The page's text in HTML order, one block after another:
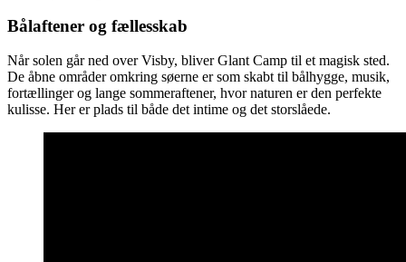
Bålaftener og fællesskab
Når solen går ned over Visby, bliver Glant Camp til et magisk sted.
De åbne områder omkring søerne er som skabt til bålhygge, musik,
fortællinger og lange sommeraftener, hvor naturen er den perfekte
kulisse. Her er plads til både det intime og det storslåede.